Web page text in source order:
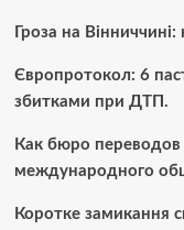
Гроза на Вінниччині:
Європротокол: 6
збитками при ДТП.
Как бюро переводов
международного
Коротке замикання